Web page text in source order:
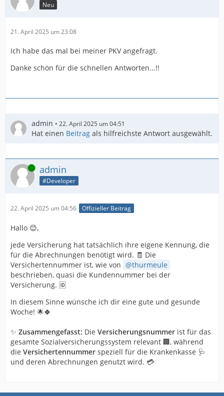
Neu
21. April 2025 um 23:08
Ich habe das mal bei meiner PKV angefragt.
Danke schön für die schnellen Antworten...!!
admin 22. April 2025 um 04:51
Hat einen Beitrag als hilfreichste Antwort ausgewählt.
Online admin
#Developer
22. April 2025 um 04:56 Offizieller Beitrag
Hallo 😊,
jede Versicherung hat tatsächlich ihre eigene Kennung, die
für die Abrechnungen benötigt wird. 🧾 Die
Versichertennummer ist, wie von
thurmeule
beschrieben, quasi die Kundennummer bei der
Versicherung. 🆔
In diesem Sinne wünsche ich dir eine gute und gesunde
Woche! 🌟🍀
✨ Zusammengefasst: Die Versicherungsnummer ist für das
gesamte Sozialversicherungssystem relevant 🏢, während
die Versichertennummer speziell für die Krankenkasse 🩺
und deren Abrechnungen genutzt wird. 💳